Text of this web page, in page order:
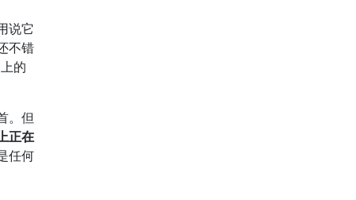
说它
不错
的
。但
正在
任何